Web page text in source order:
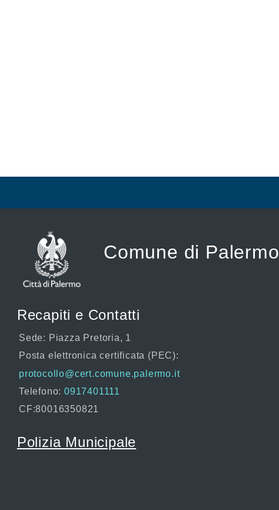
Comune di Palermo
Recapiti e Contatti
Sede: Piazza Pretoria, 1
Posta elettronica certificata (PEC):
protocollo@cert.comune.palermo.it
Telefono: 0917401111
CF:80016350821
Polizia Municipale